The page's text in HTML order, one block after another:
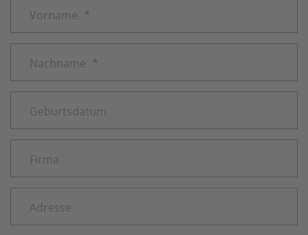
Vorname *
Nachname *
Geburtsdatum
Firma
Adresse